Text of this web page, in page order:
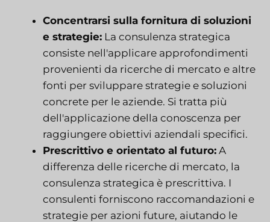
Concentrarsi sulla fornitura di soluzioni
e strategie: La consulenza strategica
consiste nell'applicare approfondimenti
provenienti da ricerche di mercato e altre
fonti per sviluppare strategie e soluzioni
concrete per le aziende. Si tratta più
dell'applicazione della conoscenza per
raggiungere obiettivi aziendali specifici.
Prescrittivo e orientato al futuro: A
differenza delle ricerche di mercato, la
consulenza strategica è prescrittiva. I
consulenti forniscono raccomandazioni e
strategie per azioni future, aiutando le